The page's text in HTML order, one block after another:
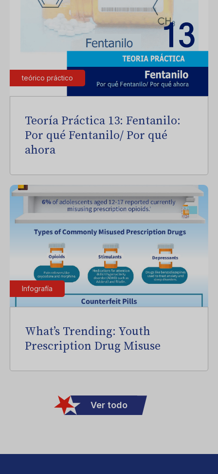
teórico práctico
Teoría Práctica 13: Fentanilo:
Por qué Fentanilo/ Por qué
ahora
Infografía
What’s Trending: Youth
Prescription Drug Misuse
Ver todo